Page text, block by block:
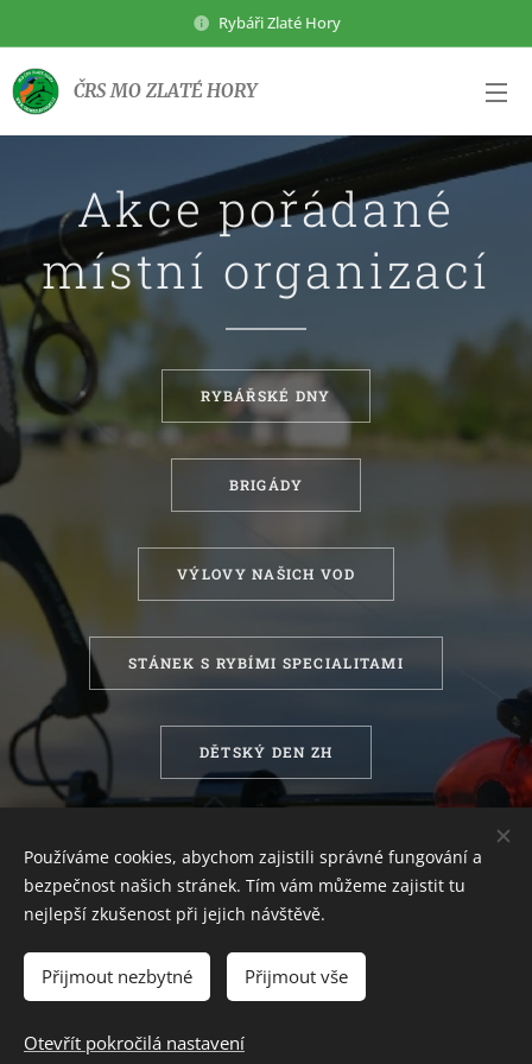
Rybáři Zlaté Hory
ČRS MO ZLATÉ HORY
Akce pořádané
místní organizací
RYBÁŘSKÉ DNY
BRIGÁDY
VÝLOVY NAŠICH VOD
STÁNEK S RYBÍMI SPECIALITAMI
DĚTSKÝ DEN ZH
Český rybářský svaz, z.s., místní organizace Zlaté Hory
Sídlo: č.p. 60, 793 76 Zlaté Hory
Ičo: 452 34 973
RIS portál
Používáme cookies, abychom zajistili správné fungování a
bezpečnost našich stránek. Tím vám můžeme zajistit tu
nejlepší zkušenost při jejich návštěvě.
Přijmout nezbytné Přijmout vše
Otevřít pokročilá nastavení